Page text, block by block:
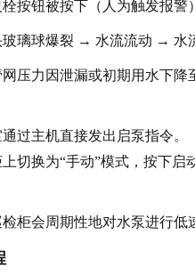
按钮被按下（人为触发报警
璃球爆裂 → 水流流动 → 水
网压力因泄漏或初期用水下降
过主机直接发出启泵指令。
切换为“手动”模式，按下启
柜会周期性地对水泵进行低